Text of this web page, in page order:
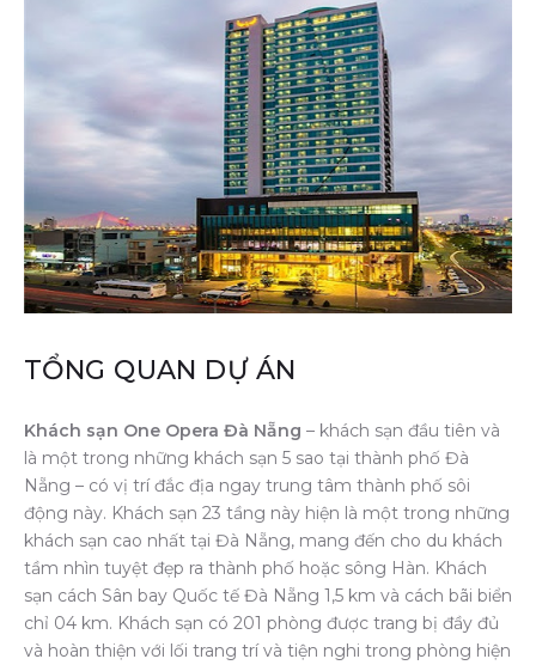
TỔNG QUAN DỰ ÁN
Khách sạn One Opera Đà Nẵng – khách sạn đầu tiên và
là một trong những khách sạn 5 sao tại thành phố Đà
Nẵng – có vị trí đắc địa ngay trung tâm thành phố sôi
động này. Khách sạn 23 tầng này hiện là một trong những
khách sạn cao nhất tại Đà Nẵng, mang đến cho du khách
tầm nhìn tuyệt đẹp ra thành phố hoặc sông Hàn. Khách
sạn cách Sân bay Quốc tế Đà Nẵng 1,5 km và cách bãi biển
chỉ 04 km. Khách sạn có 201 phòng được trang bị đầy đủ
và hoàn thiện với lối trang trí và tiện nghi trong phòng hiện